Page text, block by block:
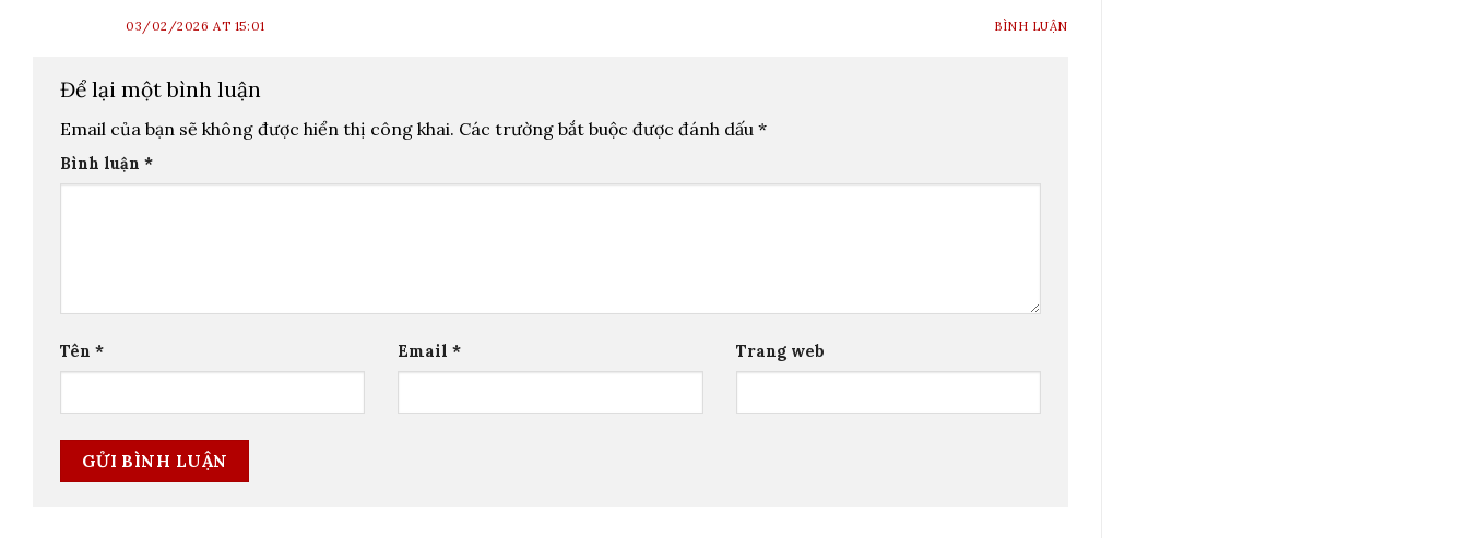
03/02/2026 AT 15:01 BÌNH LUẬN
Để lại một bình luận
Email của bạn sẽ không được hiển thị công khai. Các trường bắt buộc được đánh dấu *
Bình luận *
Tên * Email* Trang web